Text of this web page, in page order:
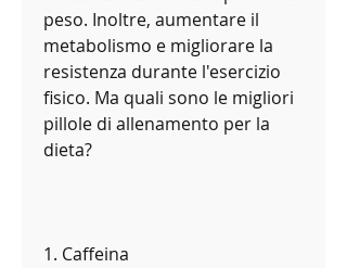
peso. Inoltre, aumentare il
metabolismo e migliorare la
resistenza durante l'esercizio
fisico. Ma quali sono le migliori
pillole di allenamento per la
dieta?
1. Caffeina